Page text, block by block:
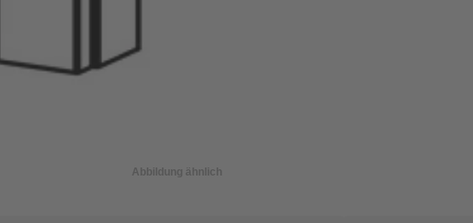
Abbildung ähnlich